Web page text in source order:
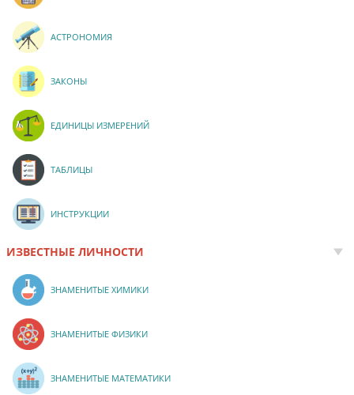
АСТРОНОМИЯ
ЗАКОНЫ
ЕДИНИЦЫ ИЗМЕРЕНИЙ
ТАБЛИЦЫ
ИНСТРУКЦИИ
ИЗВЕСТНЫЕ ЛИЧНОСТИ
ЗНАМЕНИТЫЕ ХИМИКИ
ЗНАМЕНИТЫЕ ФИЗИКИ
ЗНАМЕНИТЫЕ МАТЕМАТИКИ